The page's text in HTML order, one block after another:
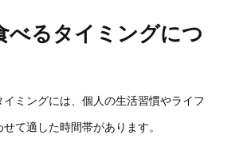
べるタイミングにつ
イミングには、個人の生活習慣やライフ
て適した時間帯があります。